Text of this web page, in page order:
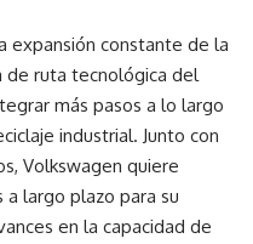
expansión constante de la
de ruta tecnológica del
más pasos a lo largo
industrial. Junto con
Volkswagen quiere
largo plazo para su
en la capacidad de